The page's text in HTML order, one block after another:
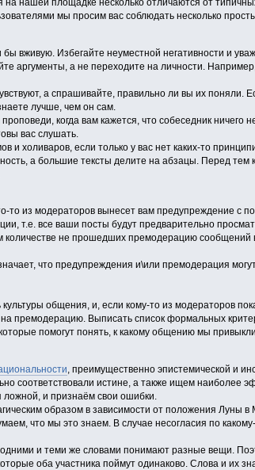
нашей площадке несколько отличаются от
мы просим вас соблюдать несколько
вживую. Избегайте неуместной негативности и
аргументы, а не переходите на личности.
а спрашивайте, правильно ли вы их поняли.
лучше, чем он сам.
когда вам кажется, что собеседник
вас слушать.
и холиваров, если только у вас нет каких-то
а большие тексты делите на абзацы. Перед тем
то из модераторов вынесет вам предупреждение
т.е. все ваши посты будут предварительно
не прошедших премодерацию
что предупреждения и\или премодерация
общения, и, если кому-то из модераторов
премодерацию. Выписать список формальных
помогут понять, к какому общению мы
, преимущественно эпистемической и
соответствовали истине, а также ищем наиболее
ложной, и признаём свои ошибки.
образом в зависимости от положения Луны в
что мы это знаем. В случае несогласия по
и теми же словами понимают разные вещи.
оба участника поймут одинаково. Слова и их